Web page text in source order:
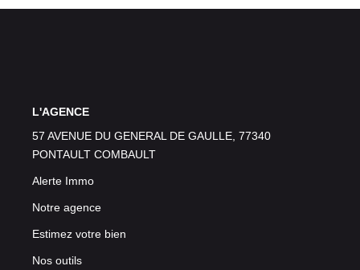
L'AGENCE
57 AVENUE DU GENERAL DE GAULLE, 77340
PONTAULT COMBAULT
Alerte Immo
Notre agence
Estimez votre bien
Nos outils